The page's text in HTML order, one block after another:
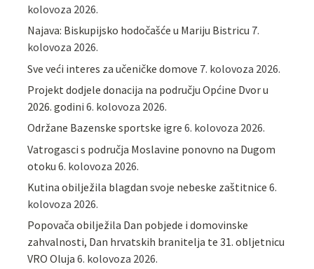
kolovoza 2026.
Najava: Biskupijsko hodočašće u Mariju Bistricu 7.
kolovoza 2026.
Sve veći interes za učeničke domove 7. kolovoza 2026.
Projekt dodjele donacija na području Općine Dvor u
2026. godini 6. kolovoza 2026.
Održane Bazenske sportske igre 6. kolovoza 2026.
Vatrogasci s područja Moslavine ponovno na Dugom
otoku 6. kolovoza 2026.
Kutina obilježila blagdan svoje nebeske zaštitnice 6.
kolovoza 2026.
Popovača obilježila Dan pobjede i domovinske
zahvalnosti, Dan hrvatskih branitelja te 31. obljetnicu
VRO Oluja 6. kolovoza 2026.